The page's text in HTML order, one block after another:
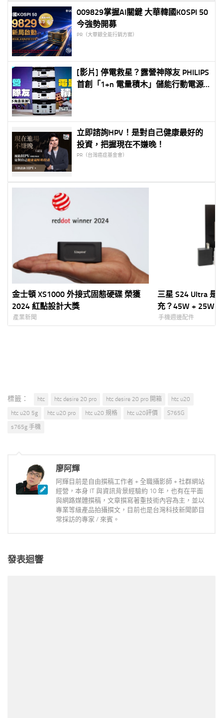
009829掌握AI關鍵 大華韓國KOSPI 50
今強勢開募
PR（大華銀全能行銷方案）
[影片] 停電救星？露營神隊友 PHILIPS
首創「1+n 電量積木」儲能行動電源
立即諮詢HPV！是對自己健康最好的
投資，把握現在不嫌晚！
PR（台灣癌症基金會）
金士頓 XS1000 外接式固態硬碟 榮獲
2024 紅點設計大獎
產業新聞
三星 S24 Ultra 是
充？45W + 25W
手機週邊配件
標籤： htc htc desire 20 pro htc desire 20 pro 開箱
htc u20
htc u20 5g
htc u20 pro htc u20 規格 htc u20評價
S765G
s765g 手機
廖阿輝
阿輝目前是自由撰稿工作者 + 全職攝影師 + 社群網站
經營，本身 IT 與資訊背景經驗約 10 年，也有在平面
與網路媒體撰稿，文章撰寫著重技術內容為主，並以
專業等級產品拍攝撰文，目前也是台灣科技新聞節目
常採訪的專家 / 來賓。
發表迴響